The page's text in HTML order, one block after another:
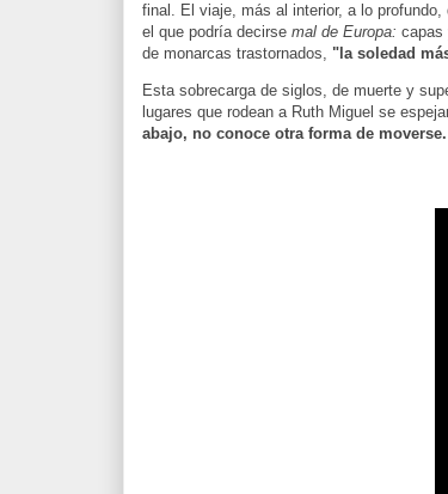
final. El viaje, más al interior, a lo profundo,
el que podría decirse mal de Europa: capas
de monarcas trastornados, "la soledad
Esta sobrecarga de siglos, de muerte y
lugares que rodean a Ruth Miguel se
abajo, no conoce otra forma de moverse.